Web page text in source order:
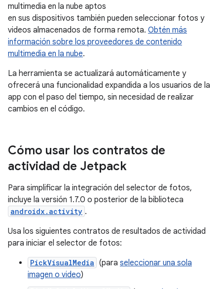
multimedia en la nube aptos
en sus dispositivos también pueden seleccionar fotos y
videos almacenados de forma remota. Obtén más
información sobre los proveedores de contenido
multimedia en la nube.
La herramienta se actualizará automáticamente y
ofrecerá una funcionalidad expandida a los usuarios de la
app con el paso del tiempo, sin necesidad de realizar
cambios en el código.
Cómo usar los contratos de
actividad de Jetpack
Para simplificar la integración del selector de fotos,
incluye la versión 1.7.0 o posterior de la biblioteca
androidx.activity .
Usa los siguientes contratos de resultados de actividad
para iniciar el selector de fotos:
PickVisualMedia (para seleccionar una sola
imagen o video)